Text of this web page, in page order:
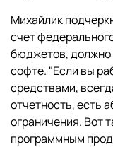
Михайлик
счет
бюджетов, должно
софте. "Если вы
средствами,
отчетность, есть
ограничения. Вот
программным